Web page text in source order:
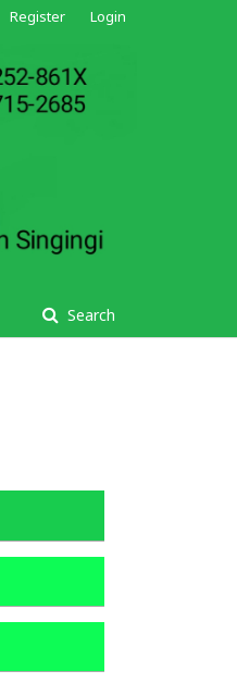
Search
Register Login